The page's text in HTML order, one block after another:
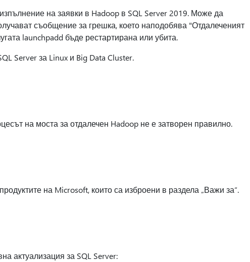
на заявки в Hadoop в SQL Server 2019. Може да
съобщение за грешка, което наподобява "Отдалеченият
launchpadd бъде рестартирана или убита.
Server за Linux и Big Data Cluster.
на моста за отдалечен Hadoop не е затворен правилно.
на Microsoft, които са изброени в раздела „Важи за“.
актуализация за SQL Server: